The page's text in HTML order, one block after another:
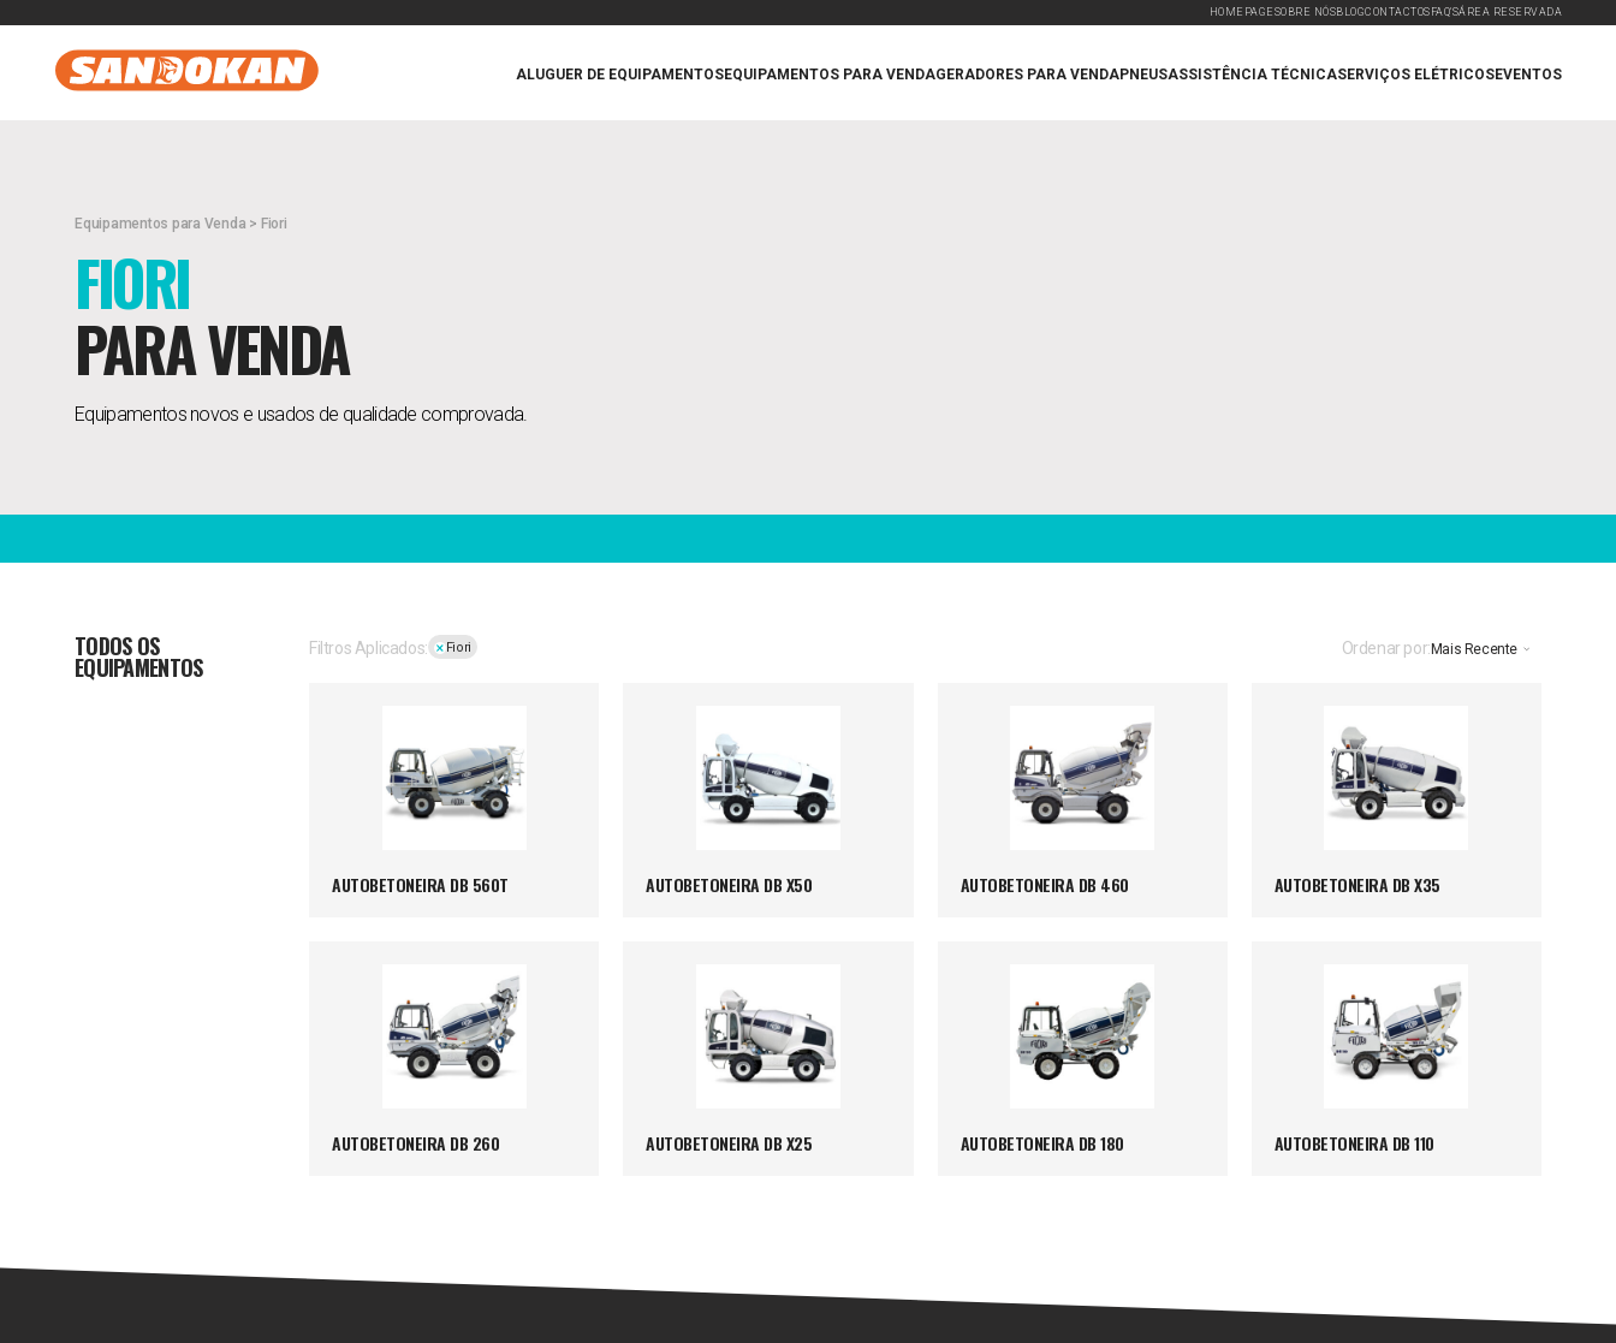
HOMEPAGE SOBRE NÓSBLOGCONTACTOS FAQ'SÁREA RESERVADA
ALUGUER DE EQUIPAMENTOSEQUIPAMENTOS PARA VENDAGERADORES PARA VENDAPNEUSASSISTÊNCIA TÉCNICASERVIÇOS ELÉTRICOSEVENTOS
Equipamentos para Venda > Fiori
FIORI
PARA VENDA
Equipamentos novos e usados de qualidade comprovada.
TODOS OS
EQUIPAMENTOS
Filtros Aplicados: Fiori Ordenar por:Mais Recente
AUTOBETONEIRA DB 560T AUTOBETONEIRA DB X50 AUTOBETONEIRA DB 460 AUTOBETONEIRA DB X35
AUTOBETONEIRA DB 260 AUTOBETONEIRA DB X25 AUTOBETONEIRA DB 180 AUTOBETONEIRA DB 110